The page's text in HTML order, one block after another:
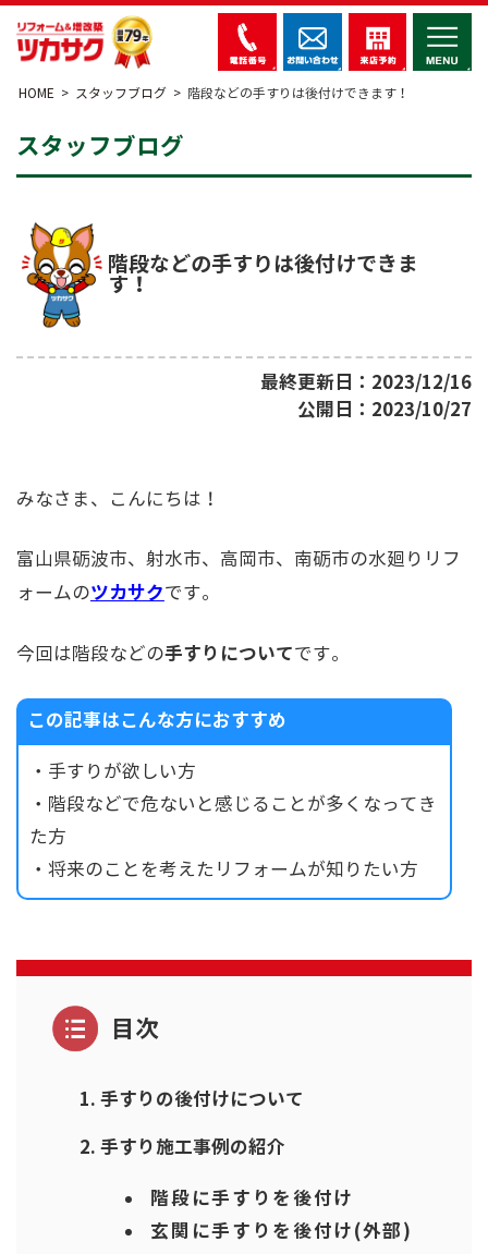
HOME スタッフブログ 階段などの手すりは後付けできます！
スタッフブログ
階段などの手すりは後付けできま
す！
最終更新日：2023/12/16
公開日：2023/10/27
みなさま、こんにちは！
富山県砺波市、射水市、高岡市、南砺市の水廻りリフ
ォームのツカサクです。
今回は階段などの手すりについてです。
この記事はこんな方におすすめ
・手すりが欲しい方
・階段などで危ないと感じることが多くなってき
た方
・将来のことを考えたリフォームが知りたい方
目次
手すりの後付けについて
手すり施工事例の紹介
階段に手すりを後付け
玄関に手すりを後付け(外部)